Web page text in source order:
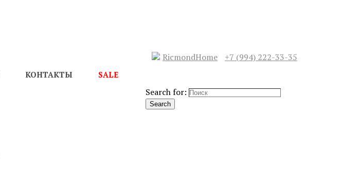
RicmondHome +7 (994) 222-33-35
КОНТАКТЫ SALE
Search for:
Search